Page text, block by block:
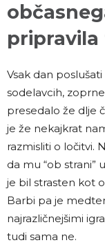
pripravila
Vsak dan
sodelavcih,
presedalo že dlje
je že nekajkrat
razmisliti o ločitvi.
da mu “ob strani”
je bil strasten kot
Barbi pa je
najrazličnejšimi
tudi sama ne.